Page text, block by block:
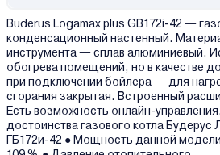
Buderus Logamax plus GB172i-42 ―
конденсационный настенный.
инструмента ― сплав алюминиевый.
обогрева помещений, но в качестве
при подключении бойлера ― для
сгорания закрытая. Встроенный
Есть возможность онлайн-
достоинства газового котла Будерус
ГБ172и-42 ● Мощность данной